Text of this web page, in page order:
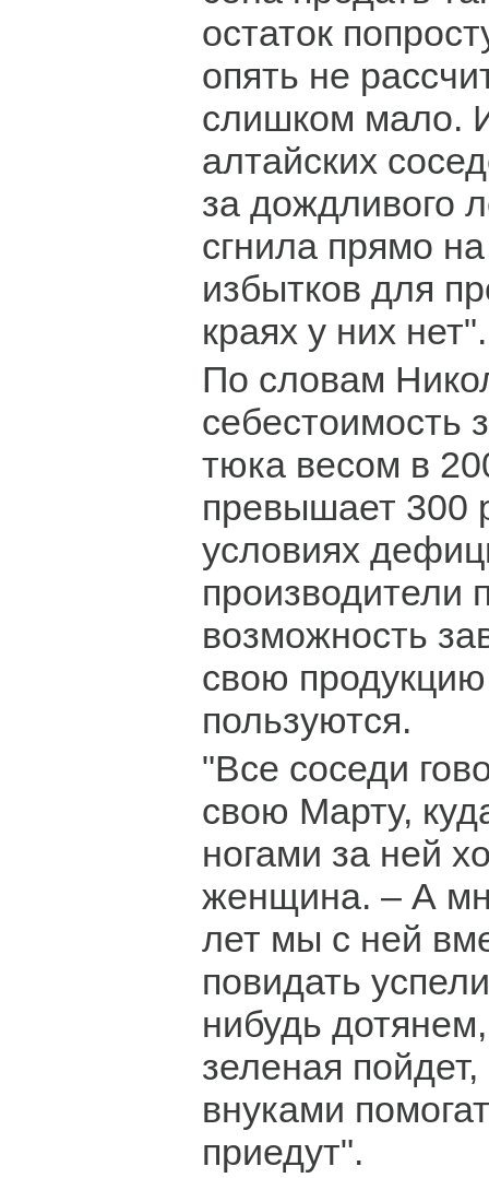
остаток
опять не
слишком мало.
алтайских
за дождливого
сгнила прямо
избытков для
краях у них нет".
По словам
себестоимость
тюка весом в
превышает 300
условиях
производители
возможность
свою
пользуются.
"Все соседи
свою Марту,
ногами за ней
женщина. – А
лет мы с ней
повидать
нибудь
зеленая
внуками
приедут".